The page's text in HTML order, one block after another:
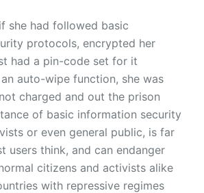
she had followed basic
protocols, encrypted her
had a pin-code set for it
auto-wipe function, she was
charged and out the prison
of basic information security
or even general public, is far
users think, and can endanger
citizens and activists alike
with repressive regimes